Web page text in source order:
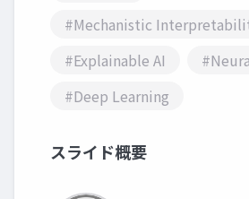
#Mechanistic
#Explainable AI
#Deep Learning
スライド概要